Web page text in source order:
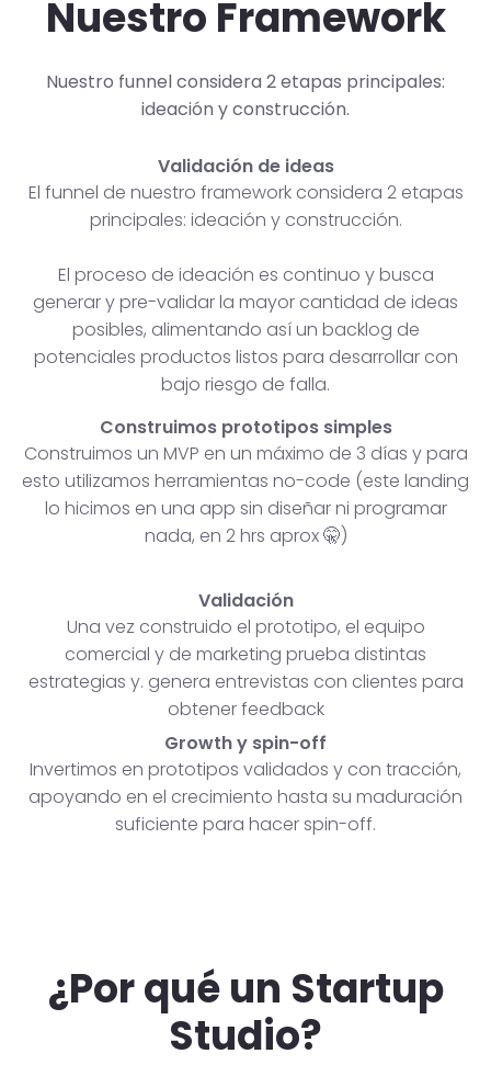
Nuestro Framework
Nuestro funnel considera 2 etapas principales:
ideación y construcción.
Validación de ideas
El funnel de nuestro framework considera 2 etapas
principales: ideación y construcción.
El proceso de ideación es continuo y busca
generar y pre-validar la mayor cantidad de ideas
posibles, alimentando así un backlog de
potenciales productos listos para desarrollar con
bajo riesgo de falla.
Construimos prototipos simples
Construimos un MVP en un máximo de 3 días y para
esto utilizamos herramientas no-code (este landing
lo hicimos en una app sin diseñar ni programar
nada, en 2 hrs aprox 🤫)
Validación
Una vez construido el prototipo, el equipo
comercial y de marketing prueba distintas
estrategias y. genera entrevistas con clientes para
obtener feedback
Growth y spin-off
Invertimos en prototipos validados y con tracción,
apoyando en el crecimiento hasta su maduración
suficiente para hacer spin-off.
¿Por qué un Startup
Studio?